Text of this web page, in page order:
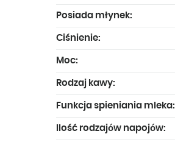
Posiada młynek:
Ciśnienie:
Moc:
Rodzaj kawy:
Funkcja spieniania mleka:
Ilość rodzajów napojów: